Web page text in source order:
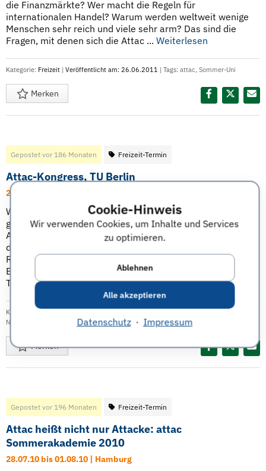
Cookie-Hinweis
Wir verwenden Cookies, um Inhalte und Services
zu optimieren.
Ablehnen
Alle akzeptieren
Datenschutz· Impressum
die Finanzmärkte? Wer macht die Regeln für
internationalen Handel? Warum werden weltweit wenige
Menschen sehr reich und viele sehr arm? Das sind die
Fragen, mit denen sich die Attac ... Weiterlesen
Kategorie: Freizeit | Veröffentlicht am: 26.06.2011 | Tags: attac, Sommer-Uni
Merken
Gepostet vor 186 Monaten Freizeit-Termin
Attac-Kongress, TU Berlin
20.05.11 bis 22.05.11 | Berlin
Wirtschaftswachstum wird weltweit als universales Rezept
gegen ökonomische Probleme jeglicher Art angepriesen.
Attac will auf dem Kongress nach neuen Antworten für die
drängenden Krisen unserer Zeit suchen. Mehr als 100
Referenten aus Deutschland und aller Welt kommen nach
Berlin, um in Podien, Foren und Workshops zu diskutieren.
Teilnahme: ...Weiterlesen
Kategorie:
Nachhaltigkeit
Merken Diesen Termin teilen:
Gepostet vor 196 Monaten Freizeit-Termin
Attac heißt nicht nur Attacke: attac
Sommerakademie 2010
28.07.10 bis 01.08.10 | Hamburg